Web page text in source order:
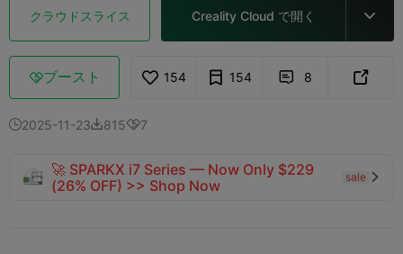
クラウドスライス Creality Cloud で開く 
ブースト 154 154  8 
2025-11-238157
🚀 SPARKX i7 Series — Now Only $229
(26% OFF) >> Shop Now
sale 